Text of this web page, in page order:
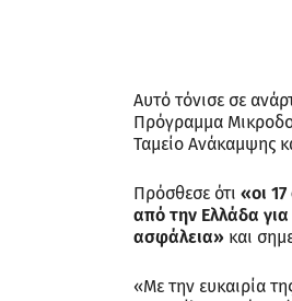
Αυτό τόνισε σε
Πρόγραμμα
Ταμείο Ανάκαμψης
Πρόσθεσε ότι «οι
από την Ελλάδα
ασφάλεια» και
«Με την ευκαιρία